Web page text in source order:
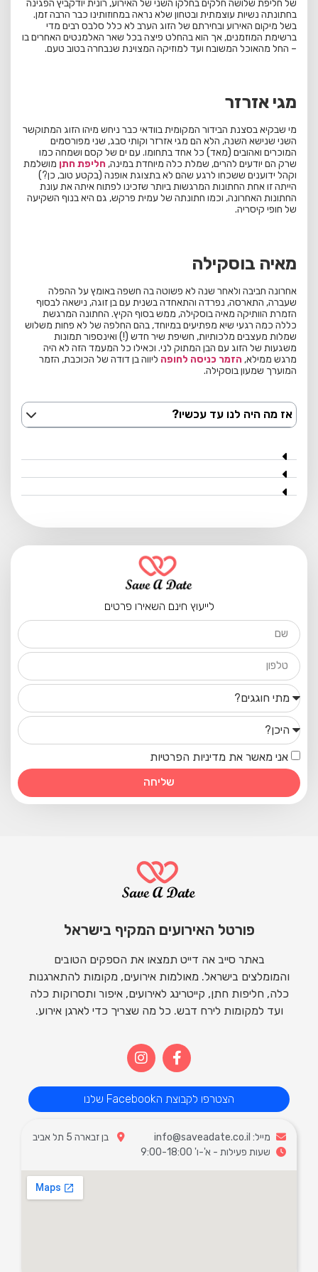
של חליפת שלושה חלקים בחלקו השני של האירוע, רונית יודקביץ הפגינה
בחתונתה נשיות עוצמתית ובטחון שלא נראה במחוזותינו כבר הרבה זמן.
בשל מיקום האירוע ובחירתם של הזוג הערב לא כלל סלבס רבים מדי
ברשימת המוזמנים, אך הוא בהחלט פיצה בכל שאר האלמנטים האחרים בו
– החל מהאוכל המשובח ועד למוזיקה המצוינת שנבחרה בטוב טעם.
מגי אזרזר
מי שבקיא בסצנת הבידור המקומית בוודאי כבר ניחש מיהו הזוג המתוקשר
השני שנישא השנה, הלא הם מגי אזרזר וקותי סבג, שני מפורסמים
המוכרים ואהובים (מאד) כל אחד בתחומו. עם ים של קסם ושמחה כמו
שרק הם יודעים להרים, שמלת כלה מיוחדת במינה, חליפת חתן מושלמת
וקהל ידוענים ששכחו לרגע שהם לא בתצוגת אופנה (בקטע טוב, כן?)
הייתה זו אחת החתונות המרגשות ביותר שזכינו לפתוח איתה את עונת
החתונות האחרונה, וכמו חתונתה של עמית פרקש, גם היא בנוף השקיעה
של חופי קיסריה.
מאיה בוסקילה
אחרונה חביבה ולאחר שנה לא פשוטה בה חשפה באומץ על ההפלה
שעברה, התארסה, נפרדה והתאחדה בשנית עם בן זוגה, נישאה לבסוף
הזמרת הוותיקה מאיה בוסקילה, ממש בסוף הקיץ. החתונה המרגשת
כללה כמה רגעי שיא מפתיעים במיוחד, בהם החלפה של לא פחות משלוש
שמלות מעצבים מלכותיות, חשיפת שיר חדש (!) ואינספור תמונות
משגעות של הזוג עם הבן המתוק לני. וכאילו כל המעמד הזה לא היה
מרגש ממילא, הזמר כניסה לחופה ליווה בן דודה של הכוכבת, הזמר
המוערך שמעון בוסקילה.
אז מה היה לנו עד עכשיו?
לייעוץ חינם השאירו פרטים
אני מאשר את מדיניות הפרטיות
שליחה
פורטל האירועים המקיף בישראל
באתר סייב אה דייט תמצאו את הספקים הטובים
והמומלצים בישראל. מאולמות אירועים, מקומות להתארגנות
כלה, חליפות חתן, קייטרינג לאירועים, איפור ותסרוקות כלה
ועד למקומות לירח דבש. כל מה שצריך כדי לארגן אירוע.
הצטרפו לקבוצת הFacebook שלנו
מייל: info@saveadate.co.il
בן זבארה 5 תל אביב
שעות פעילות - א'-ו' 9:00-18:00